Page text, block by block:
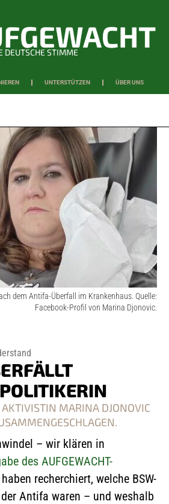
DEUTSCHE STIMME
UNTERSTÜTZEN ÜBER UNS
dem Antifa-Überfall im Krankenhaus. Quelle:
Facebook-Profil von Marina Djonovic.
AKTIVISTIN MARINA DJONOVIC
– wir klären in
des AUFGEWACHT-
recherchiert, welche BSW-
Antifa waren – und weshalb